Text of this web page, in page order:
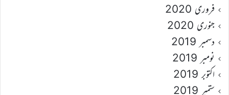
فروری 2020
جنوری 2020
دسمبر 2019
نومبر 2019
اکتوبر 2019
ستمبر 2019